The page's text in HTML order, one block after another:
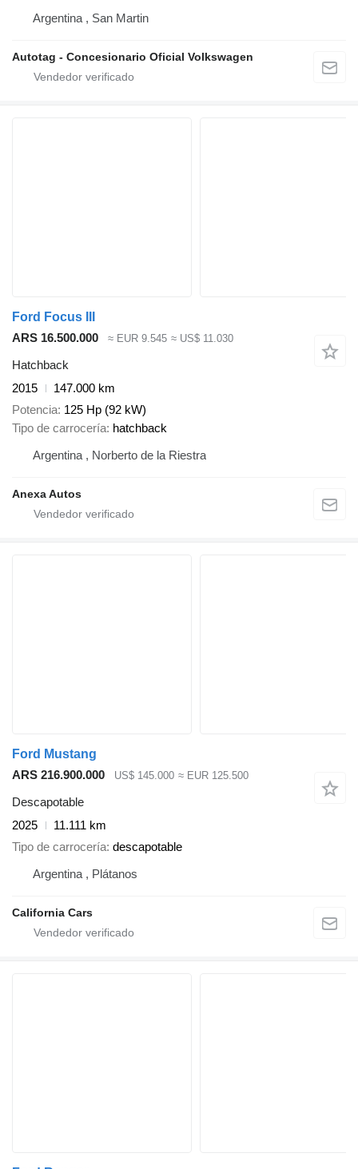
Argentina , San Martin
Autotag - Concesionario Oficial Volkswagen
Ford Focus III
ARS 16.500.000
≈ EUR 9.545 ≈ US$ 11.030
Hatchback
2015
147.000 km
Potencia 125 Hp (92 kW)
Tipo de carrocería hatchback
Argentina , Norberto de la Riestra
Anexa Autos
Ford Mustang
ARS 216.900.000
US$ 145.000 ≈ EUR 125.500
Descapotable
2025
11.111 km
Tipo de carrocería descapotable
Argentina , Plátanos
California Cars